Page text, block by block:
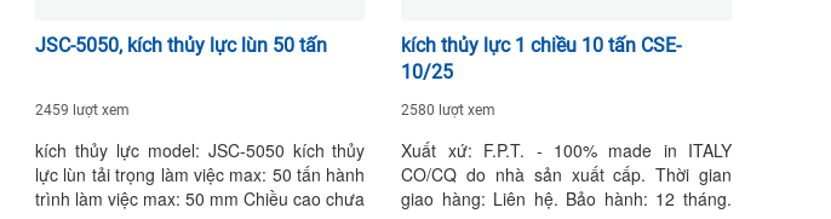
JSC-5050, kích thủy lực lùn 50 tấn
2459 lượt xem
kích thủy lực model: JSC-5050 kích thủy
lực lùn tải trọng làm việc max: 50 tấn hành
trình làm việc max: 50 mm Chiều cao chưa
kích thủy lực 1 chiều 10 tấn CSE-
10/25
2580 lượt xem
Xuất xứ: F.P.T. - 100% made in ITALY
CO/CQ do nhà sản xuất cấp. Thời gian
giao hàng: Liên hệ. Bảo hành: 12 tháng.